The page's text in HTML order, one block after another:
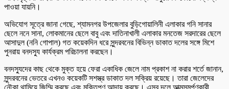
পাওয়া যায়নি।
অভিযোগ সূত্রে জানা গেছে, শ্যামনগর উপজেলার বুড়িগোয়ালিনী এলাকার গনি সানার
ছেলে ননে সানা, লোকমানের ছেলে বাবু এবং দাতিনাখালী এলাকার মনতেজ সরদারের ছেলে
আসাদুল (ননি গোপাল) গত কয়েকদিন ধরে সুন্দরবনের বিভিন্ন ডাকাত দলের সঙ্গে মিশে
পুনরায় বনদস্যু কার্যক্রম পরিচালনা করছেন।
বনদস্যুদের কাছ থেকে মুক্ত হয়ে ফেরা একাধিক জেলে নাম প্রকাশ না করার শর্তে জানান,
সুন্দরবনের ভেতরে এখনও কয়েকটি সশস্ত্র ডাকাত দল সক্রিয় রয়েছে। তারা জেলেদের